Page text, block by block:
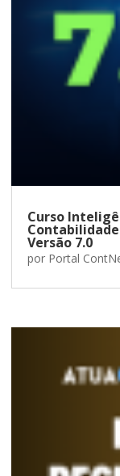
Curso
Contabilidade
Versão 7.0
por Portal